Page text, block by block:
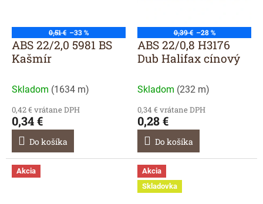
d
u
v
0,51 € –33 %
ABS 22/2,0 5981 BS
Kašmír
Skladom (1634 m)
0,42 € vrátane DPH
0,34 €
Do košíka
0,39 € –28 %
ABS 22/0,8 H3176
Dub Halifax cínový
Skladom (232 m)
0,34 € vrátane DPH
0,28 €
Do košíka
Akcia
Akcia
Skladovka